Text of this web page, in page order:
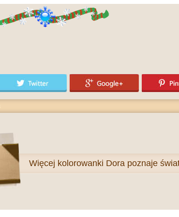
Więcej kolorowanki Dora poznaje